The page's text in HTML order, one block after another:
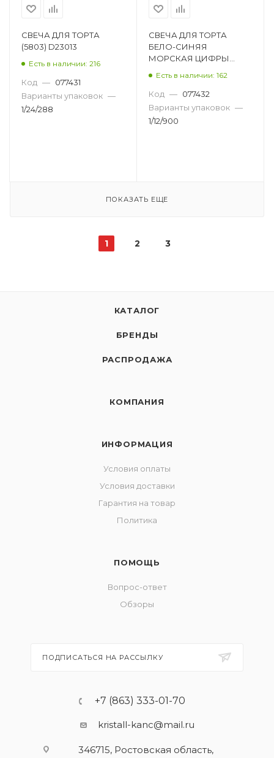
СВЕЧА ДЛЯ ТОРТА
(5803) D23013
Есть в наличии: 216
Код — 077431
Варианты упаковок —
1/24/288
СВЕЧА ДЛЯ ТОРТА
БЕЛО-СИНЯЯ
МОРСКАЯ ЦИФРЫ
Есть в наличии: 162
Код — 077432
Варианты упаковок —
1/12/900
ПОКАЗАТЬ ЕЩЕ
1 2 3
КАТАЛОГ
БРЕНДЫ
РАСПРОДАЖА
КОМПАНИЯ
ИНФОРМАЦИЯ
Условия оплаты
Условия доставки
Гарантия на товар
Политика
ПОМОЩЬ
Вопрос-ответ
Обзоры
ПОДПИСАТЬСЯ НА РАССЫЛКУ
+7 (863) 333-01-70
kristall-kanc@mail.ru
346715, Ростовская область​,